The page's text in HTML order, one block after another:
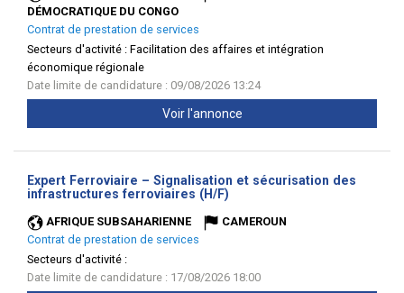
DÉMOCRATIQUE DU CONGO
Contrat de prestation de services
Secteurs d'activité : Facilitation des affaires et intégration
économique régionale
Date limite de candidature : 09/08/2026 13:24
Voir l'annonce
Expert Ferroviaire – Signalisation et sécurisation des
infrastructures ferroviaires (H/F)
AFRIQUE SUBSAHARIENNE
CAMEROUN
Contrat de prestation de services
Secteurs d'activité :
Date limite de candidature : 17/08/2026 18:00